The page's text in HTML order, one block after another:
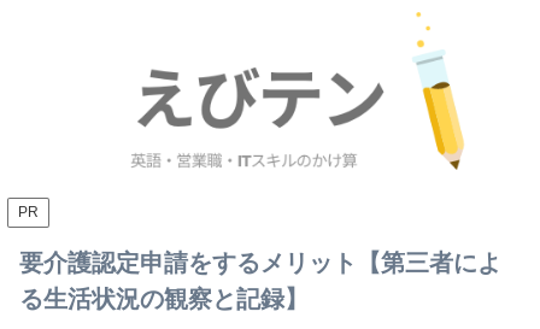
PR
要介護認定申請をするメリット【第三者によ
る生活状況の観察と記録】